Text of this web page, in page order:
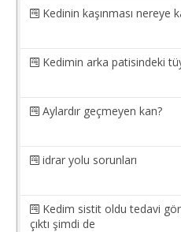
Kedinin kaşınması nereye
Kedimin arka patisindeki
Aylardır geçmeyen kan?
idrar yolu sorunları
Kedim sistit oldu tedavi
çıktı şimdi de